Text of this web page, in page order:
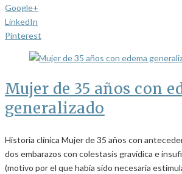
Google+
LinkedIn
Pinterest
Mujer de 35 años con
generalizado
Historia clínica Mujer de 35 años con
dos embarazos con colestasis gravídica e
(motivo por el que había sido necesaria